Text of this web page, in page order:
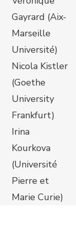
Gayrard (Aix-
Marseille
Université)
Nicola Kistler
(Goethe
University
Frankfurt)
Irina
Kourkova
(Université
Pierre et
Marie Curie)